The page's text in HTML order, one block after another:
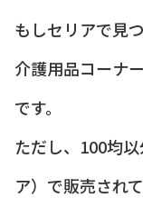
もしセリアで見
介護用品コーナ
です。
ただし、100均
ア）で販売され